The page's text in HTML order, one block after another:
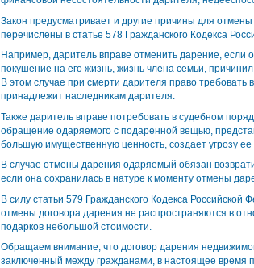
Закон предусматривает и другие причины для
перечислены в статье 578 Гражданского Кодекса
Например, даритель вправе отменить дарение, если
покушение на его жизнь, жизнь члена семьи,
В этом случае при смерти дарителя право требовать
принадлежит наследникам дарителя.
Также даритель вправе потребовать в судебном
обращение одаряемого с подаренной вещью,
большую имущественную ценность, создает угрозу ее
В случае отмены дарения одаряемый обязан
если она сохранилась в натуре к моменту отмены
В силу статьи 579 Гражданского Кодекса Российской
отмены договора дарения не распространяются в
подарков небольшой стоимости.
Обращаем внимание, что договор дарения
заключенный между гражданами, в настоящее время